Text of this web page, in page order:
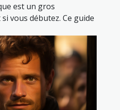
est un gros
vous débutez. Ce guide